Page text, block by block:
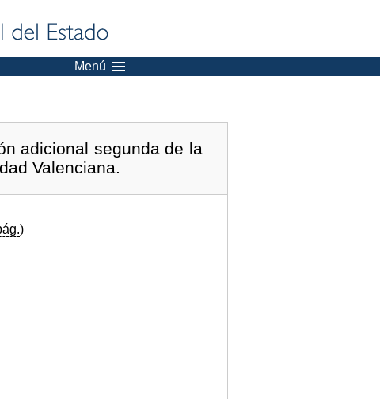
Menú
adicional segunda de la
Valenciana.
)